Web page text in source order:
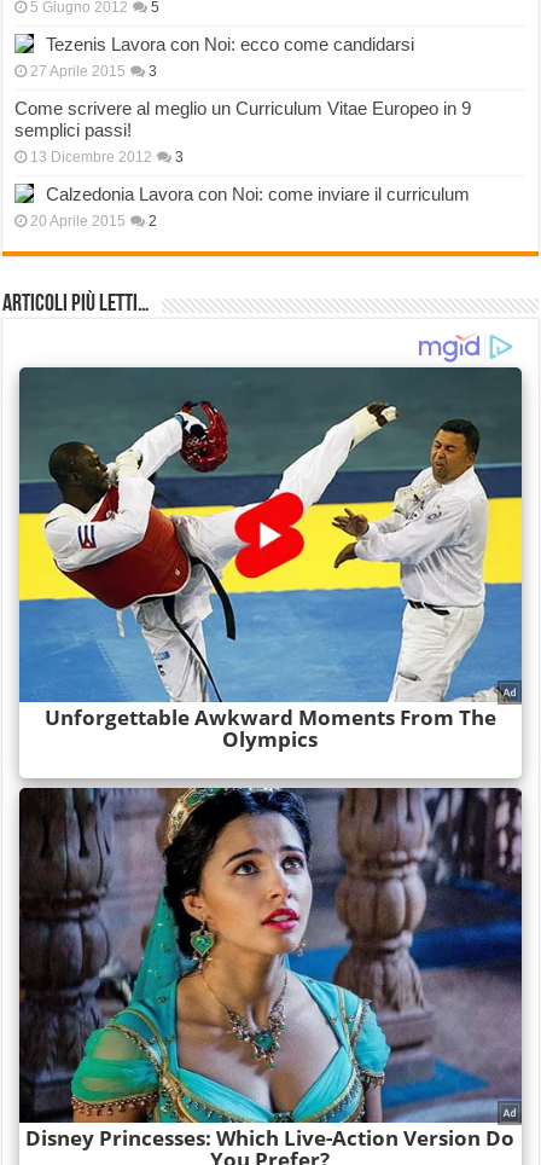
5 Giugno 2012 5
Tezenis Lavora con Noi: ecco come candidarsi
27 Aprile 2015 3
Come scrivere al meglio un Curriculum Vitae Europeo in 9
semplici passi!
13 Dicembre 2012 3
Calzedonia Lavora con Noi: come inviare il curriculum
20 Aprile 2015 2
Articoli più Letti…